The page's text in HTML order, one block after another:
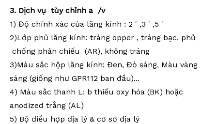
3. Dịch vụ tùy chỉnh a /v
1) Độ chính xác của lăng kính : 2 ' ,3 ' ,5 '
2)Lớp phủ lăng kính: tráng opper , tráng bạc, phủ
chống phản chiếu (AR), không tráng
3)Màu sắc hộp lăng kính: Đen, Đỏ sáng, Màu vàng
sáng (giống như GPR112 ban đầu)...
4) Màu sắc thanh L: b thiếu oxy hóa (BK) hoặc
anodized trắng (AL)
5) Bộ điều hợp địa lý & cơ sở địa lý